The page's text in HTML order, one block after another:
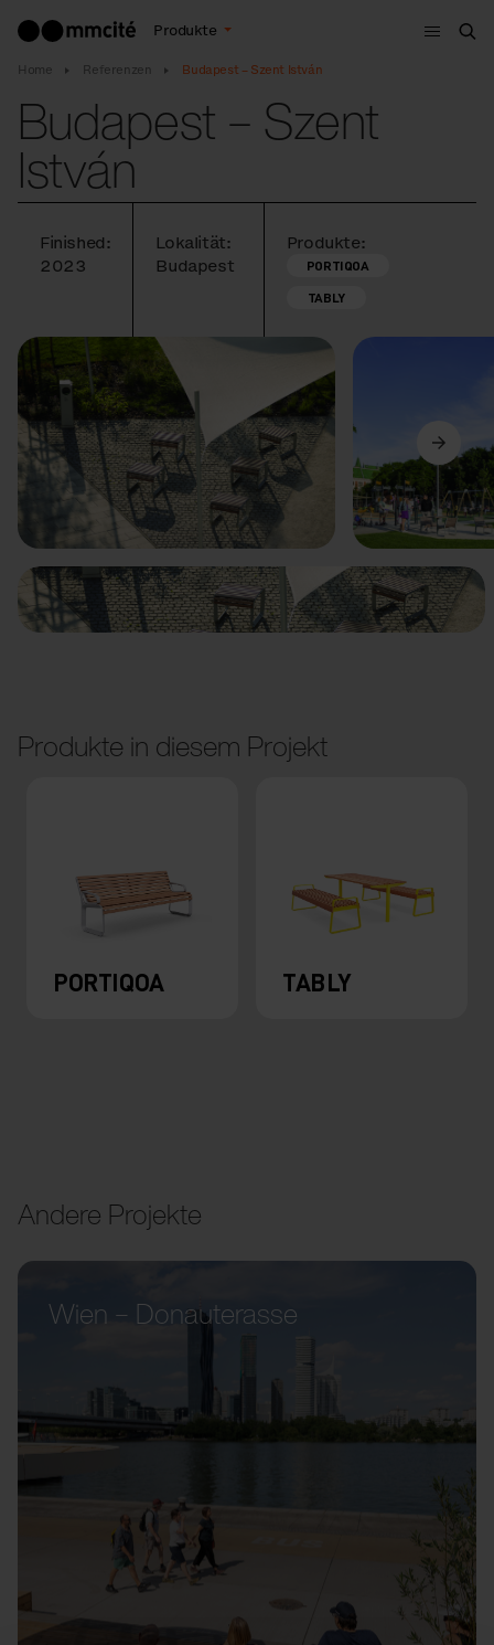
Produkte
Menu
Home Referenzen Budapest – Szent István
Budapest – Szent
István
Finished:
2023
Lokalität:
Budapest
Produkte:
PORTIQOA
TABLY
Vorige Weiter
Produkte in diesem Projekt
PORTIQOA TABLY
Andere Projekte
Wien – Donauterasse